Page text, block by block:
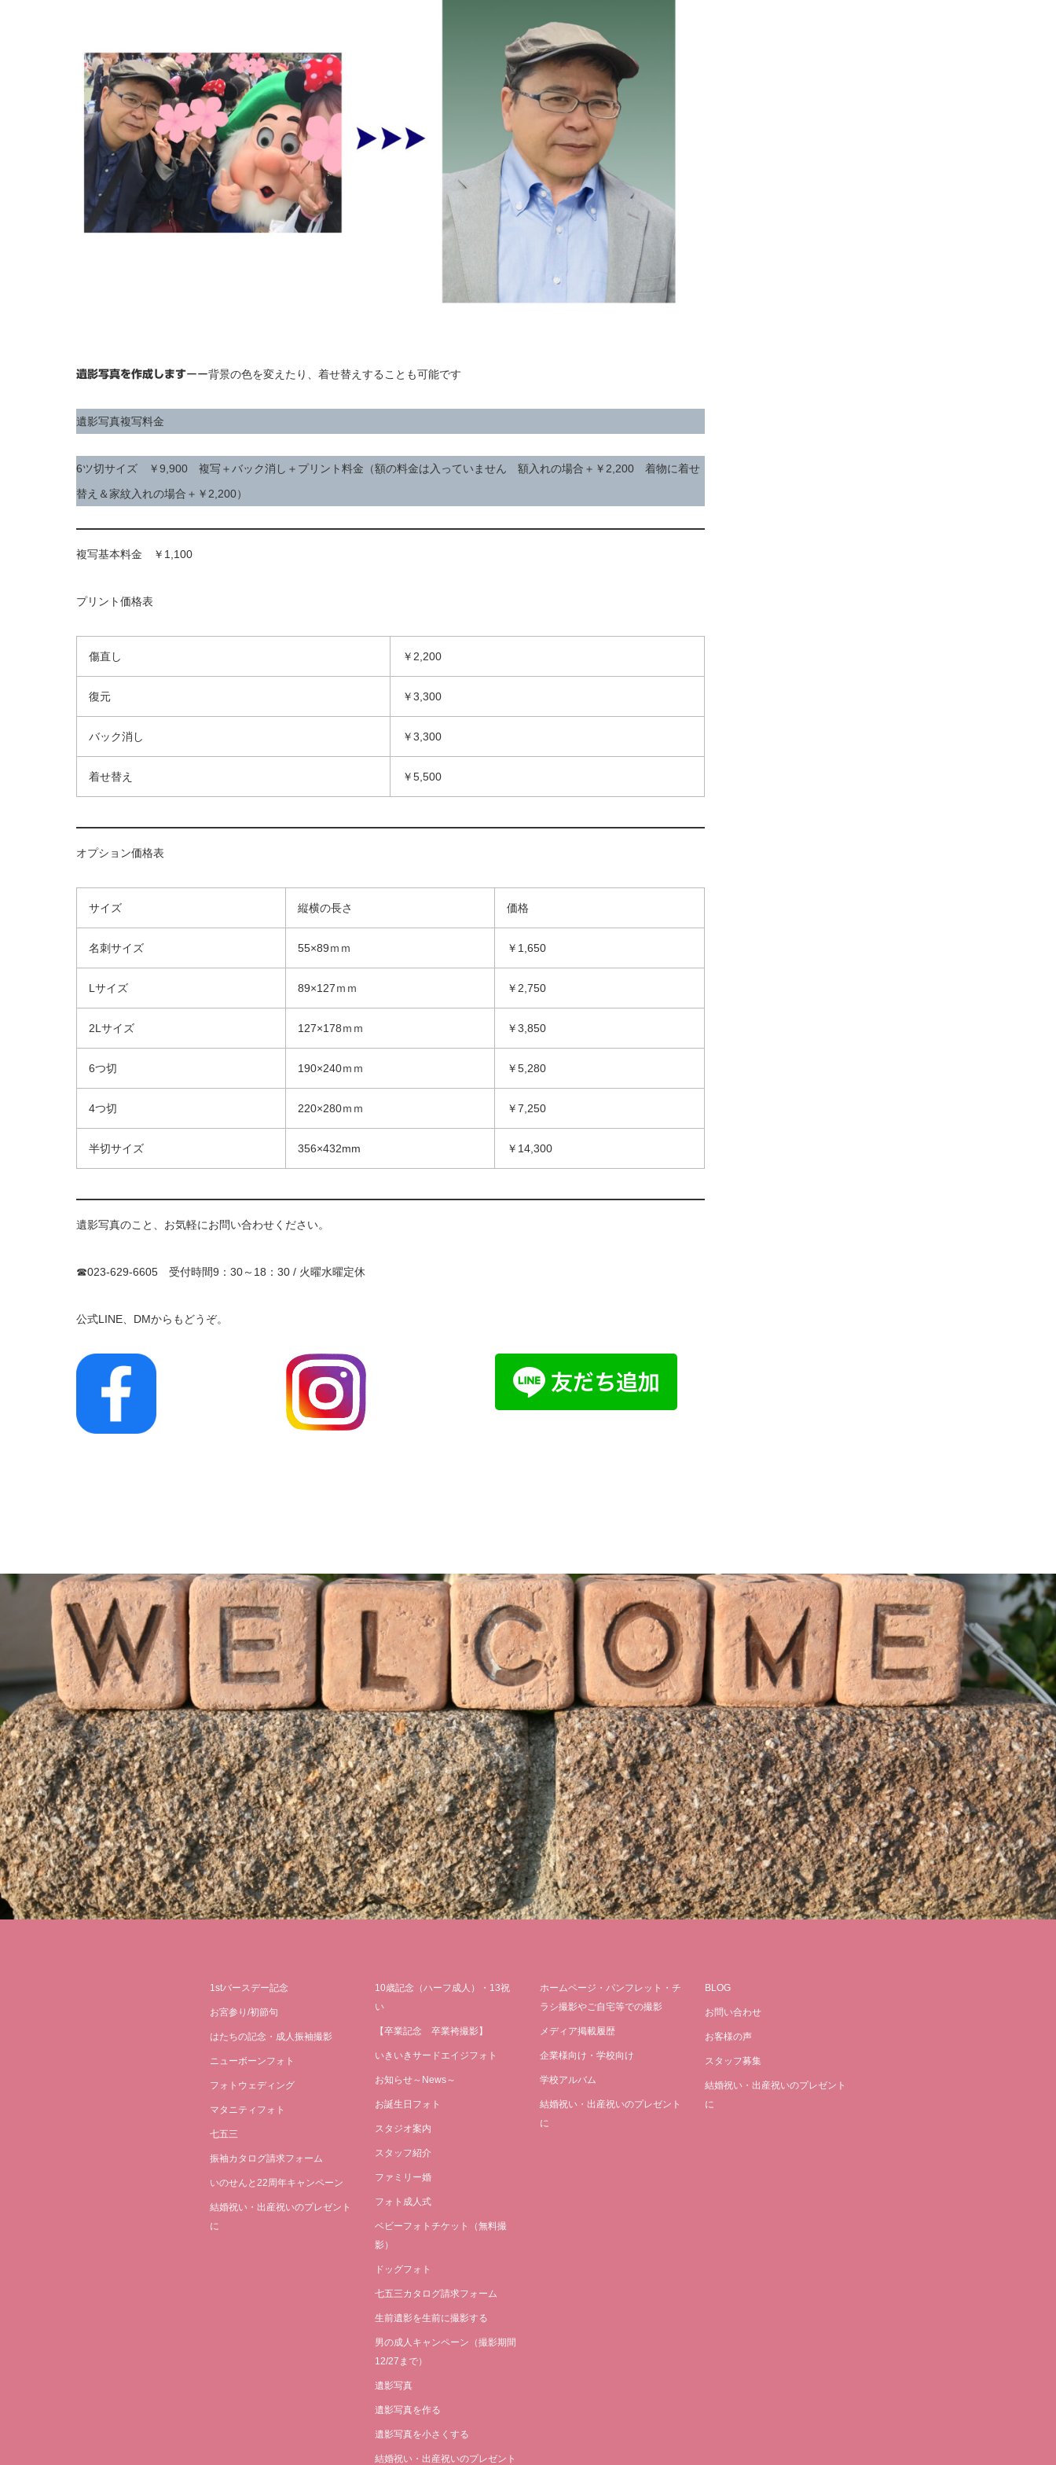
遺影写真を作成しますーー背景の色を変えたり、着せ替えすることも可能です
遺影写真複写料金
6ツ切サイズ ￥9,900 複写＋バック消し＋プリント料金（額の料金は入っていません 額入れの場合＋￥2,200 着物に着せ
替え＆家紋入れの場合＋￥2,200）
複写基本料金 ￥1,100
プリント価格表
傷直し ￥2,200
復元 ￥3,300
バック消し ￥3,300
着せ替え ￥5,500
オプション価格表
サイズ 縦横の長さ 価格
名刺サイズ 55×89ｍｍ ￥1,650
Lサイズ 89×127ｍｍ ￥2,750
2Lサイズ 127×178ｍｍ ￥3,850
6つ切 190×240ｍｍ ￥5,280
4つ切 220×280ｍｍ ￥7,250
半切サイズ 356×432mm ￥14,300
遺影写真のこと、お気軽にお問い合わせください。
☎023-629-6605 受付時間9：30～18：30 / 火曜水曜定休
公式LINE、DMからもどうぞ。
1stバースデー記念
お宮参り/初節句
はたちの記念・成人振袖撮影
ニューボーンフォト
フォトウェディング
マタニティフォト
七五三
振袖カタログ請求フォーム
いのせんと22周年キャンペーン
結婚祝い・出産祝いのプレゼント
に
10歳記念（ハーフ成人）・13祝
い
【卒業記念 卒業袴撮影】
いきいきサードエイジフォト
お知らせ～News～
お誕生日フォト
スタジオ案内
スタッフ紹介
ファミリー婚
フォト成人式
ベビーフォトチケット（無料撮
影）
ドッグフォト
七五三カタログ請求フォーム
生前遺影を生前に撮影する
男の成人キャンペーン（撮影期間
12/27まで）
遺影写真
遺影写真を作る
遺影写真を小さくする
結婚祝い・出産祝いのプレゼント
ホームページ・パンフレット・チ
ラシ撮影やご自宅等での撮影
メディア掲載履歴
企業様向け・学校向け
学校アルバム
結婚祝い・出産祝いのプレゼント
に
BLOG
お問い合わせ
お客様の声
スタッフ募集
結婚祝い・出産祝いのプレゼント
に